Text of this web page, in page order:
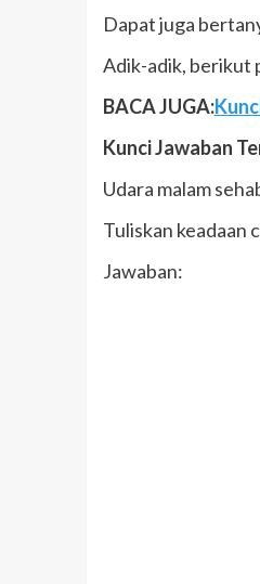
Dapat juga
Adik-adik, berikut
BACA JUGA:
Kunci Jawaban
Udara malam
Tuliskan keadaan
Jawaban: